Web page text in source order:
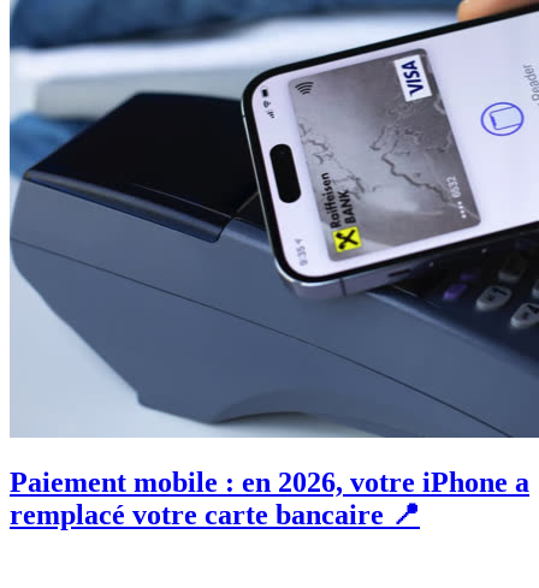
Paiement mobile : en 2026, votre iPhone a
remplacé votre carte bancaire 📍